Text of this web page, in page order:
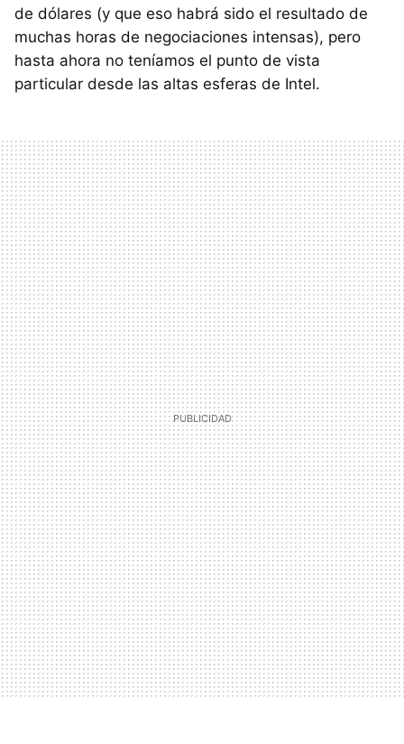
de dólares (y que eso habrá sido el resultado de
muchas horas de negociaciones intensas), pero
hasta ahora no teníamos el punto de vista
particular desde las altas esferas de Intel.